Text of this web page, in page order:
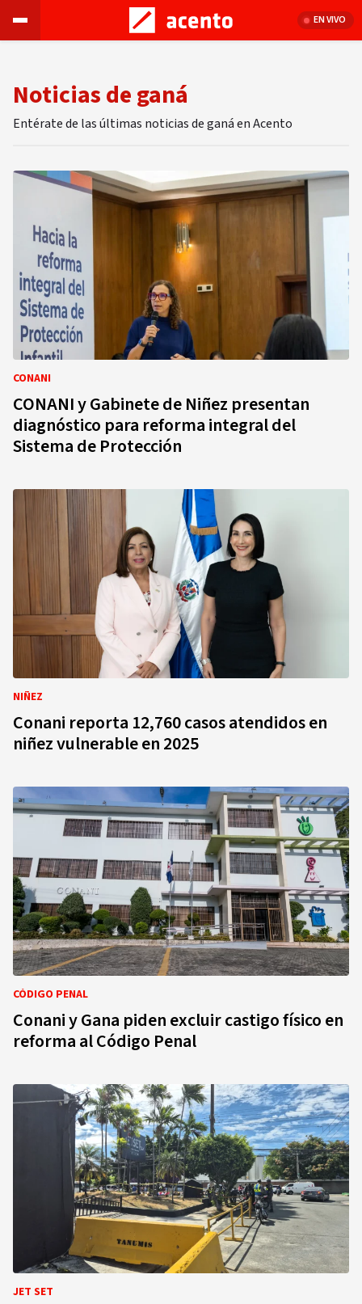
EN VIVO
Noticias de ganá
Entérate de las últimas noticias de ganá en Acento
CONANI
CONANI y Gabinete de Niñez presentan
diagnóstico para reforma integral del
Sistema de Protección
NIÑEZ
Conani reporta 12,760 casos atendidos en
niñez vulnerable en 2025
CÓDIGO PENAL
Conani y Gana piden excluir castigo físico en
reforma al Código Penal
JET SET